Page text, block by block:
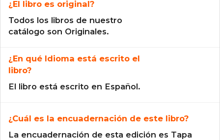
¿El libro es original?
Todos los libros de nuestro
catálogo son Originales.
¿En qué Idioma está escrito el
libro?
El libro está escrito en Español.
¿Cuál es la encuadernación de este libro?
La encuadernación de esta edición es Tapa